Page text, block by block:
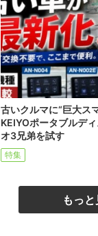
古いクルマに“巨大ス
KEIYOポータブルデ
オ3兄弟を試す
特集
もっ